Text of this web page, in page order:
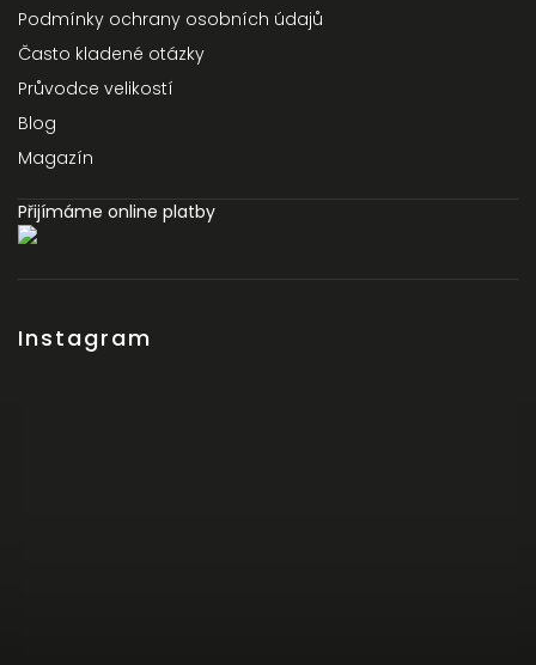
Podmínky ochrany osobních údajů
Často kladené otázky
Průvodce velikostí
Blog
Magazín
Přijímáme online platby
Instagram